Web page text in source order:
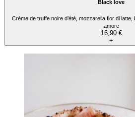
Black love
Crème de truffe noire d’été, mozzarella fior di
amore
16,90 €
+